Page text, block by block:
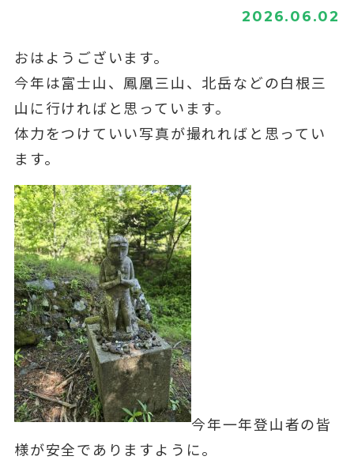
2026.06.02
おはようございます。
今年は富士山、鳳凰三山、北岳などの白根三
山に行ければと思っています。
体力をつけていい写真が撮れればと思ってい
ます。
今年一年登山者の皆
様が安全でありますように。